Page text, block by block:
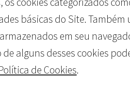
básicas do Site. Também
em seu
alguns desses cookies
de Cookies.